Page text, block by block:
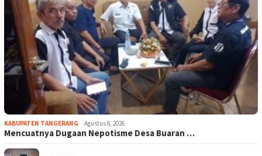
KABUPATEN TANGERANG Agustus 6, 2026
Mencuatnya Dugaan Nepotisme Desa Buaran …